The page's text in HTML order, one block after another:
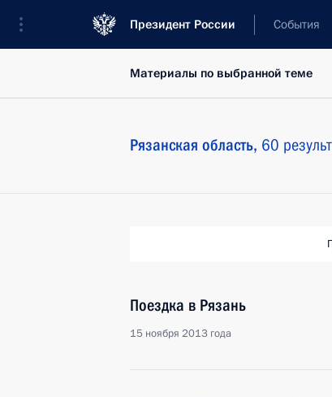
Президент России События
Материалы по выбранной теме
Рязанская область, 60
Поездка в Рязань
15 ноября 2013 года